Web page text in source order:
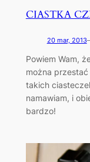
CIASTKA
20 mar, 2013
Powiem Wam,
można
takich
namawiam, i
bardzo!